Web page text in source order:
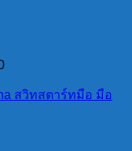
สวิทสตาร์ทมือ มือ